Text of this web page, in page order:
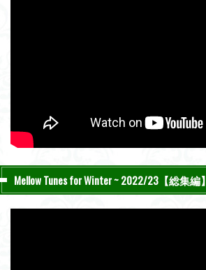
Mellow Tunes for Winter ~ 2022/23【総集編】